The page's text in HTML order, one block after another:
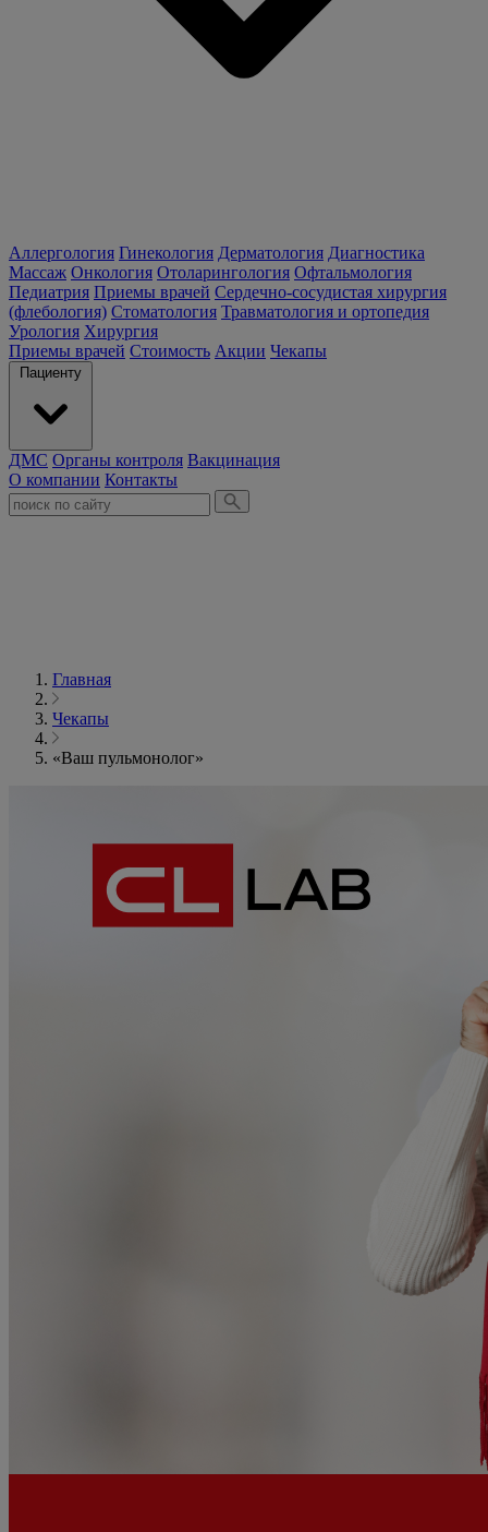
Аллергология Гинекология Дерматология Диагностика
Массаж Онкология Отоларингология Офтальмология
Педиатрия Приемы врачей Сердечно-сосудистая хирургия
(флебология) Стоматология Травматология и ортопедия
Урология Хирургия
Приемы врачей Стоимость Акции Чекапы
Пациенту
ДМС Органы контроля Вакцинация
О компании Контакты
Главная
Чекапы
«Ваш пульмонолог»
пульмонолог»